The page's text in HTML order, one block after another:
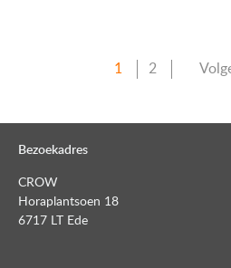
Pagina
1 Pagina
2
Bezoekadres
CROW
Horaplantsoen 18
6717 LT Ede